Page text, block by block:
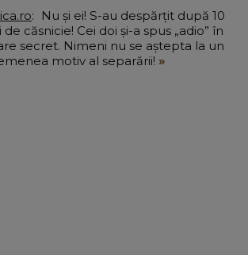
de căsnicie! Cei doi și-a spus „adio” în
secret. Nimeni nu se aștepta la un
motiv al separării!